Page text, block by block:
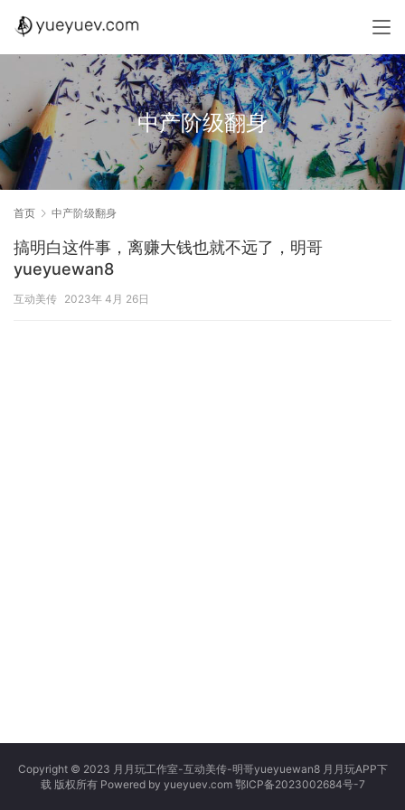
中产阶级翻身
首页 中产阶级翻身
搞明白这件事，离赚大钱也就不远了，明哥
yueyuewan8
互动美传 2023年 4月 26日
Copyright © 2023 月月玩工作室-互动美传-明哥yueyuewan8 月月玩APP下
载版权所有 Powered by yueyuev.com 鄂ICP备2023002684号-7